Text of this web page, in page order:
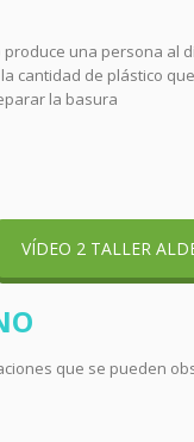
una persona al
cantidad de plástico
la basura
VÍDEO 2 TALLER
que se pueden